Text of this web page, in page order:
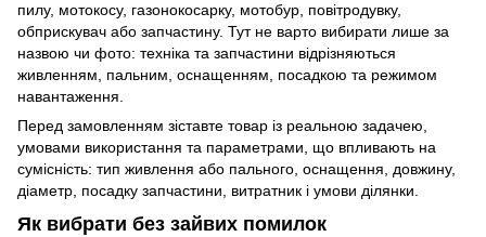
пилу, мотокосу, газонокосарку, мотобур, повітродувку,
обприскувач або запчастину. Тут не варто вибирати лише за
назвою чи фото: техніка та запчастини відрізняються
живленням, пальним, оснащенням, посадкою та режимом
навантаження.
Перед замовленням зіставте товар із реальною задачею,
умовами використання та параметрами, що впливають на
сумісність: тип живлення або пального, оснащення, довжину,
діаметр, посадку запчастини, витратник і умови ділянки.
Як вибрати без зайвих помилок